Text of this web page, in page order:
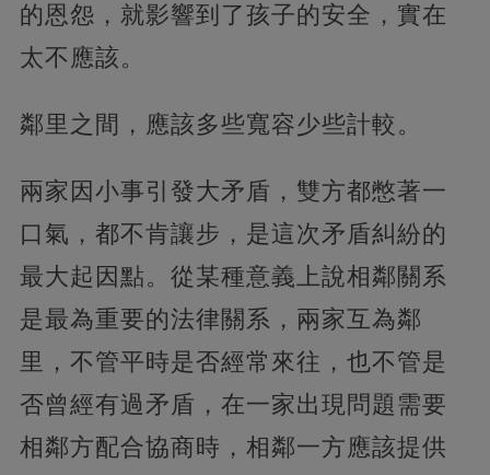
的恩怨，就影響到了孩子的安全，實在
太不應該。
鄰里之間，應該多些寬容少些計較。
兩家因小事引發大矛盾，雙方都憋著一
口氣，都不肯讓步，是這次矛盾糾紛的
最大起因點。從某種意義上說相鄰關系
是最為重要的法律關系，兩家互為鄰
里，不管平時是否經常來往，也不管是
否曾經有過矛盾，在一家出現問題需要
相鄰方配合協商時，相鄰一方應該提供